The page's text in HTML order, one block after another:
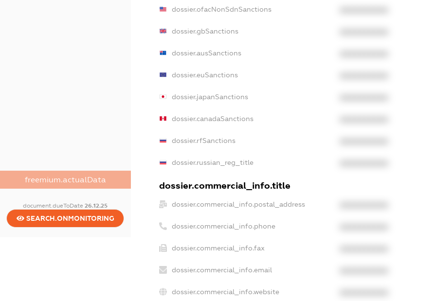
freemium.actualData
document.dueToDate26.12.25
SEARCH.ONMONITORING
dossier.ofacNonSdnSanctions
dossier.gbSanctions
dossier.ausSanctions
dossier.euSanctions
dossier.japanSanctions
dossier.canadaSanctions
dossier.rfSanctions
dossier.russian_reg_title
dossier.commercial_info.title
dossier.commercial_info.postal_address
dossier.commercial_info.phone
dossier.commercial_info.fax
dossier.commercial_info.email
dossier.commercial_info.website